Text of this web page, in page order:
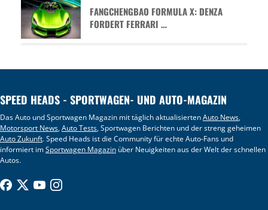
FANGCHENGBAO FORMULA X: DENZA
FORDERT FERRARI …
SPEED HEADS - SPORTWAGEN- UND AUTO-MAGAZIN
Das Auto und Sportwagen Magazin mit täglich aktualisiertenAuto News,
Motorsport News,Auto Tests, Sportwagen Berichten und der streng geheimen
Auto Zukunft. Speed Heads ist die Community für echte Auto-Fans und
informiert imSportwagen Magazin über Neuigkeiten aus der Welt der schnellen
Autos.